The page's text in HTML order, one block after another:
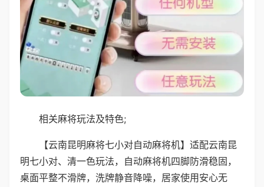
相关麻将玩法及特色;
【云南昆明麻将七小对自动麻将机】适配云南昆
明七小对、清一色玩法，自动麻将机四脚防滑稳固，
桌面平整不滑牌，洗牌静音降噪，居家使用安心无